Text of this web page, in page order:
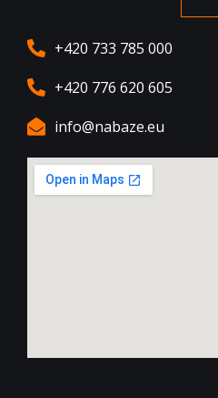
+420 733 785 000
+420 776 620 605
info@nabaze.eu